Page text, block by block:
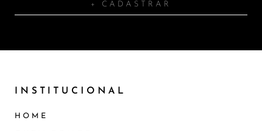
+ CADASTRAR
INSTITUCIONAL
HOME